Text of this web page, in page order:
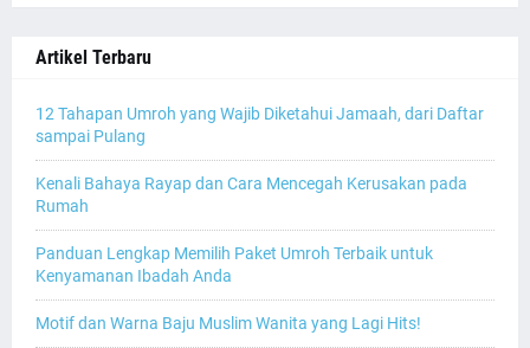
Artikel Terbaru
12 Tahapan Umroh yang Wajib Diketahui Jamaah, dari Daftar
sampai Pulang
Kenali Bahaya Rayap dan Cara Mencegah Kerusakan pada
Rumah
Panduan Lengkap Memilih Paket Umroh Terbaik untuk
Kenyamanan Ibadah Anda
Motif dan Warna Baju Muslim Wanita yang Lagi Hits!